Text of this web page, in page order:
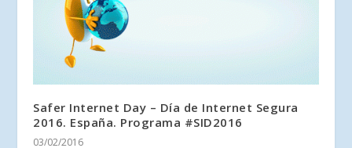
Safer Internet Day – Día de Internet Segura
2016. España. Programa #SID2016
03/02/2016